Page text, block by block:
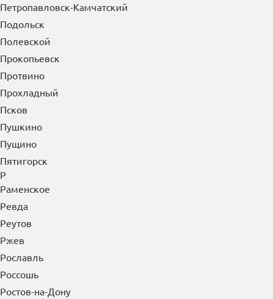
Петропавловск-Камчатский
Подольск
Полевской
Прокопьевск
Протвино
Прохладный
Псков
Пушкино
Пущино
Пятигорск
Р
Раменское
Ревда
Реутов
Ржев
Рославль
Россошь
Ростов-на-Дону